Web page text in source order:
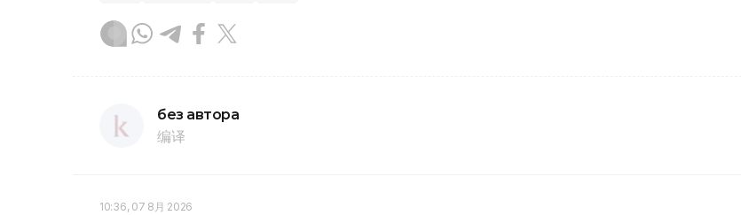
без автора
编译
10:36, 07 8月 2026